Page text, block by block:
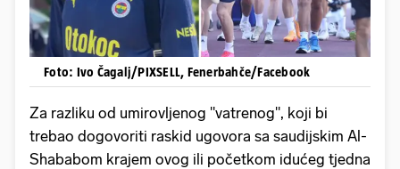
Foto: Ivo Čagalj/PIXSELL, Fenerbahče/Facebook
Za razliku od umirovljenog "vatrenog", koji bi
trebao dogovoriti raskid ugovora sa saudijskim Al-
Shababom krajem ovog ili početkom idućeg tjedna